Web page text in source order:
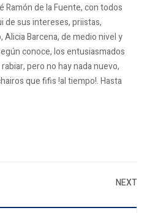
de la Fuente, con todos
de sus intereses, priistas,
Barcena, de medio nivel y
conoce, los entusiasmados
pero no hay nada nuevo,
que fifis !al tiempo!. Hasta
NEXT